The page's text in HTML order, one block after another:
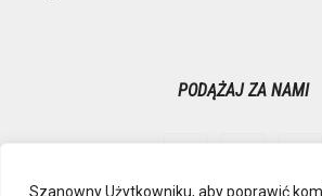
Szanowny Użytkowniku, aby poprawić
PODĄŻAJ ZA NAMI